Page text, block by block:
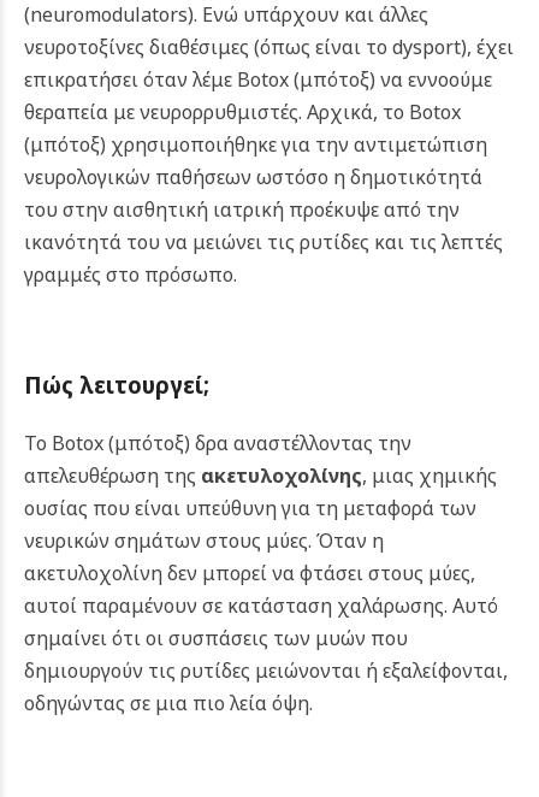
(neuromodulators). Ενώ υπάρχουν και άλλες
νευροτοξίνες διαθέσιμες (όπως είναι το dysport), έχει
επικρατήσει όταν λέμε Botox (μπότοξ) να εννοούμε
θεραπεία με νευρορρυθμιστές. Αρχικά, το Botox
(μπότοξ) χρησιμοποιήθηκε για την αντιμετώπιση
νευρολογικών παθήσεων ωστόσο η δημοτικότητά
του στην αισθητική ιατρική προέκυψε από την
ικανότητά του να μειώνει τις ρυτίδες και τις λεπτές
γραμμές στο πρόσωπο.
Πώς λειτουργεί;
Το Botox (μπότοξ) δρα αναστέλλοντας την
απελευθέρωση της ακετυλοχολίνης, μιας χημικής
ουσίας που είναι υπεύθυνη για τη μεταφορά των
νευρικών σημάτων στους μύες. Όταν η
ακετυλοχολίνη δεν μπορεί να φτάσει στους μύες,
αυτοί παραμένουν σε κατάσταση χαλάρωσης. Αυτό
σημαίνει ότι οι συσπάσεις των μυών που
δημιουργούν τις ρυτίδες μειώνονται ή εξαλείφονται,
οδηγώντας σε μια πιο λεία όψη.